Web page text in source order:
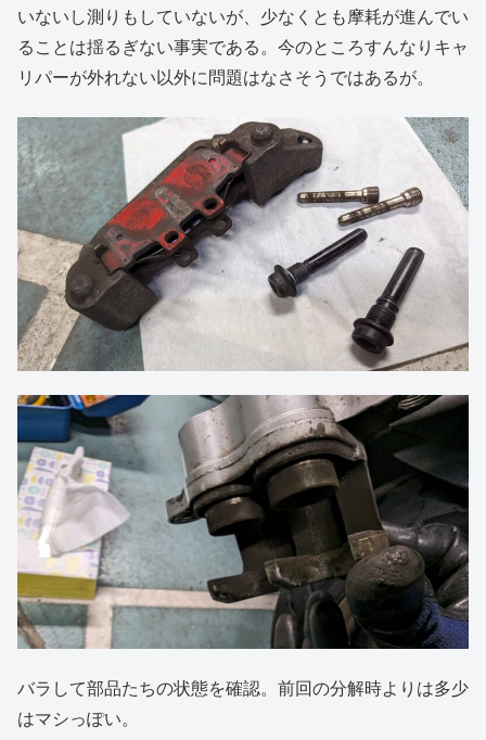
いないし測りもしていないが、少なくとも摩耗が進んでい
ることは揺るぎない事実である。今のところすんなりキャ
リパーが外れない以外に問題はなさそうではあるが。
バラして部品たちの状態を確認。前回の分解時よりは多少
はマシっぽい。